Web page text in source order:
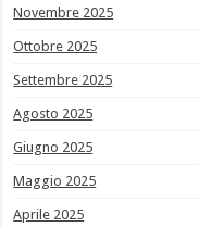
Novembre 2025
Ottobre 2025
Settembre 2025
Agosto 2025
Giugno 2025
Maggio 2025
Aprile 2025